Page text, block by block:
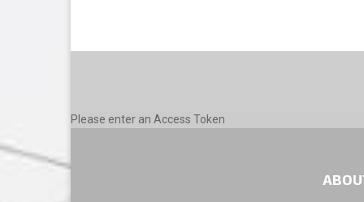
Please enter an Access Token